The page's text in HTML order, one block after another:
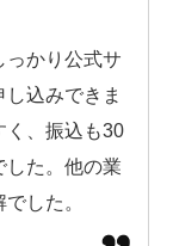
っかり公式サ
込みできま
く、振込も30
した。他の業
した。